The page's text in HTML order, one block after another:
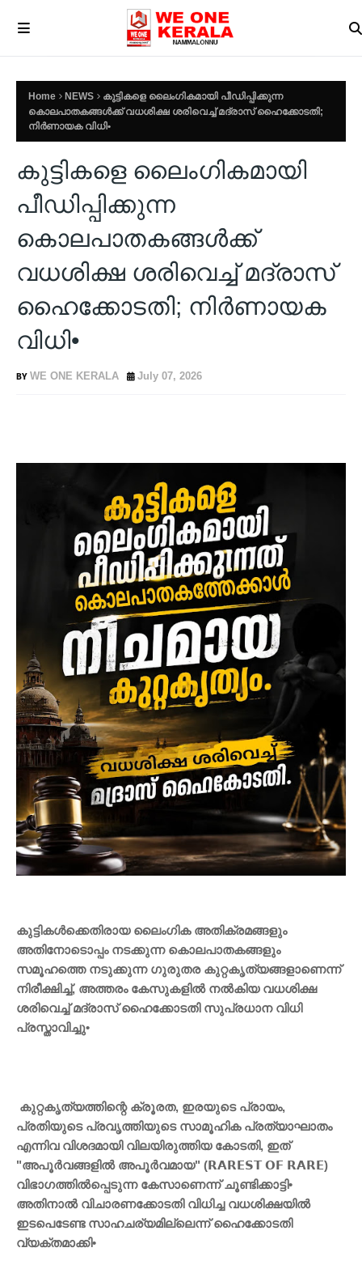
Home NEWS
കുട്ടികളെ ലൈംഗികമായി പീഡിപ്പിക്കുന്ന
കൊലപാതകങ്ങൾക്ക് വധശിക്ഷ ശരിവെച്ച് മദ്രാസ് ഹൈക്കോടതി;
നിർണായക വിധി•
കുട്ടികളെ ലൈംഗികമായി
പീഡിപ്പിക്കുന്ന
കൊലപാതകങ്ങൾക്ക്
വധശിക്ഷ ശരിവെച്ച് മദ്രാസ്
ഹൈക്കോടതി; നിർണായക
വിധി•
WE ONE KERALA July 07, 2026
കുട്ടികൾക്കെതിരായ ലൈംഗിക അതിക്രമങ്ങളും
അതിനോടൊപ്പം നടക്കുന്ന കൊലപാതകങ്ങളും
സമൂഹത്തെ നടുക്കുന്ന ഗുരുതര കുറ്റകൃത്യങ്ങളാണെന്ന്
നിരീക്ഷിച്ച്, അത്തരം കേസുകളിൽ നൽകിയ വധശിക്ഷ
ശരിവെച്ച് മദ്രാസ് ഹൈക്കോടതി സുപ്രധാന വിധി
പ്രസ്താവിച്ചു•
കുറ്റകൃത്യത്തിന്റെ ക്രൂരത, ഇരയുടെ പ്രായം,
പ്രതിയുടെ പ്രവൃത്തിയുടെ സാമൂഹിക പ്രത്യാഘാതം
എന്നിവ വിശദമായി വിലയിരുത്തിയ കോടതി, ഇത്
"അപൂർവങ്ങളിൽ അപൂർവമായ" (𝗥𝗔𝗥𝗘𝗦𝗧 𝗢𝗙 𝗥𝗔𝗥𝗘)
വിഭാഗത്തിൽപ്പെടുന്ന കേസാണെന്ന് ചൂണ്ടിക്കാട്ടി•
അതിനാൽ വിചാരണക്കോടതി വിധിച്ച വധശിക്ഷയിൽ
ഇടപെടേണ്ട സാഹചര്യമില്ലെന്ന് ഹൈക്കോടതി
വ്യക്തമാക്കി•